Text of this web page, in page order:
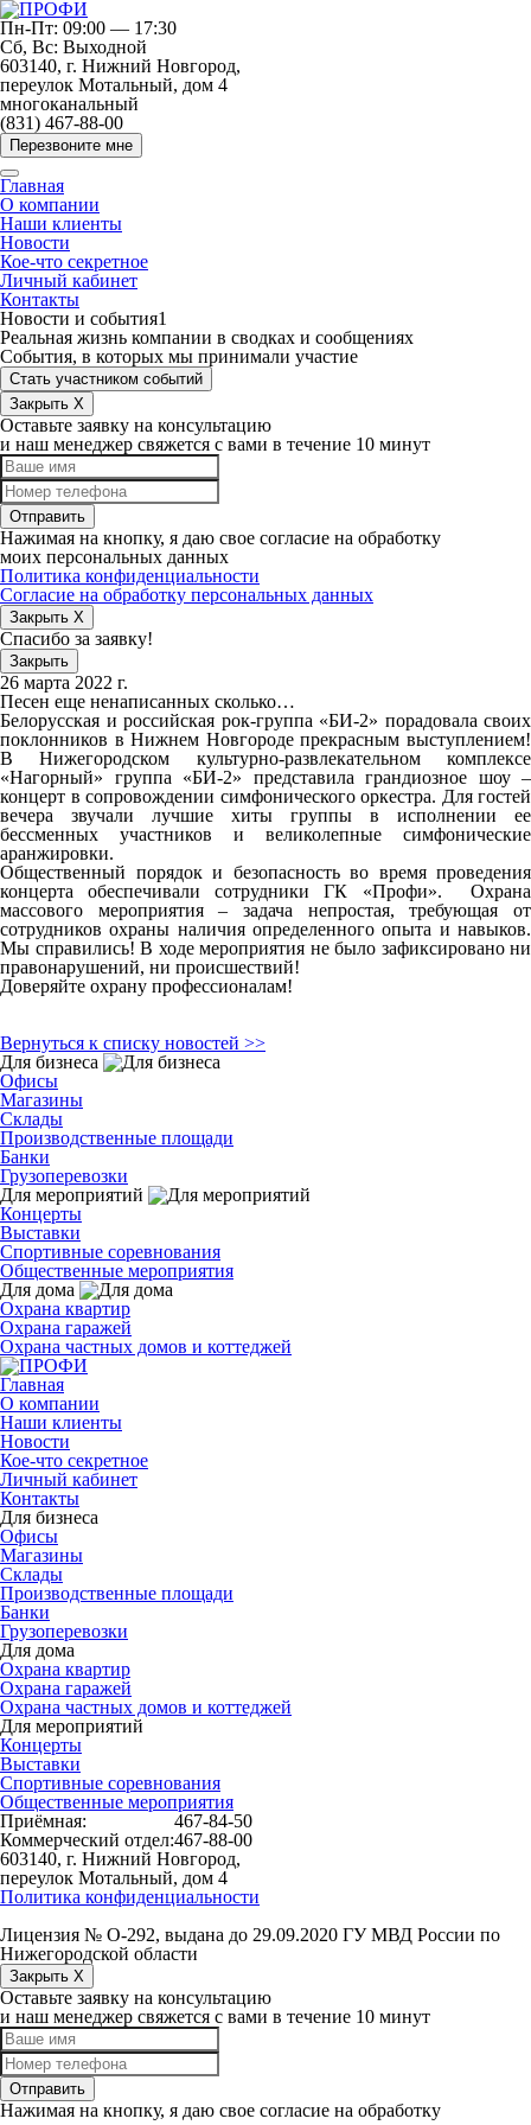
Пн-Пт: 09:00 — 17:30
Сб, Вс: Выходной
603140, г. Нижний Новгород,
переулок Мотальный, дом 4
многоканальный
(831) 467-88-00
Перезвоните мне
Главная
О компании
Наши клиенты
Новости
Кое-что секретное
Личный кабинет
Контакты
Новости и события1
Реальная жизнь компании в сводках и сообщениях
События, в которых мы принимали участие
Стать участником событий
Закрыть X
Оставьте заявку на консультацию
и наш менеджер свяжется с вами в течение 10 минут
Отправить
Нажимая на кнопку, я даю свое согласие на обработку
моих персональных данных
Политика конфиденциальности
Согласие на обработку персональных данных
Закрыть X
Спасибо за заявку!
Закрыть
26 марта 2022 г.
Песен еще ненаписанных сколько…
Белорусская и российская рок-группа «БИ-2» порадовала своих
поклонников в Нижнем Новгороде прекрасным выступлением!
В Нижегородском культурно-развлекательном комплексе
«Нагорный» группа «БИ-2» представила грандиозное шоу –
концерт в сопровождении симфонического оркестра. Для гостей
вечера звучали лучшие хиты группы в исполнении ее
бессменных участников и великолепные симфонические
аранжировки.
Общественный порядок и безопасность во время проведения
концерта обеспечивали сотрудники ГК «Профи». Охрана
массового мероприятия – задача непростая, требующая от
сотрудников охраны наличия определенного опыта и навыков.
Мы справились! В ходе мероприятия не было зафиксировано ни
правонарушений, ни происшествий!
Доверяйте охрану профессионалам!
Вернуться к списку новостей >>
Для бизнеса
Офисы
Магазины
Склады
Производственные площади
Банки
Грузоперевозки
Для мероприятий
Концерты
Выставки
Спортивные соревнования
Общественные мероприятия
Для дома
Охрана квартир
Охрана гаражей
Охрана частных домов и коттеджей
Главная
О компании
Наши клиенты
Новости
Кое-что секретное
Личный кабинет
Контакты
Для бизнеса
Офисы
Магазины
Склады
Производственные площади
Банки
Грузоперевозки
Для дома
Охрана квартир
Охрана гаражей
Охрана частных домов и коттеджей
Для мероприятий
Концерты
Выставки
Спортивные соревнования
Общественные мероприятия
Приёмная:
467-84-50
Коммерческий отдел:467-88-00
603140, г. Нижний Новгород,
переулок Мотальный, дом 4
Политика конфиденциальности
Лицензия № О-292, выдана до 29.09.2020 ГУ МВД России по
Нижегородской области
Закрыть X
Оставьте заявку на консультацию
и наш менеджер свяжется с вами в течение 10 минут
Отправить
Нажимая на кнопку, я даю свое согласие на обработку